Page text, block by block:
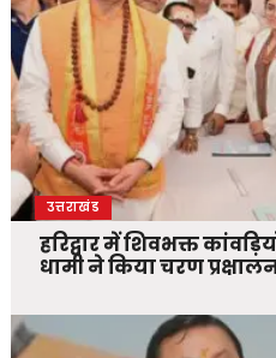
उत्तराखंड
हरिद्वार में शिवभक्त
धामी ने किया चरण